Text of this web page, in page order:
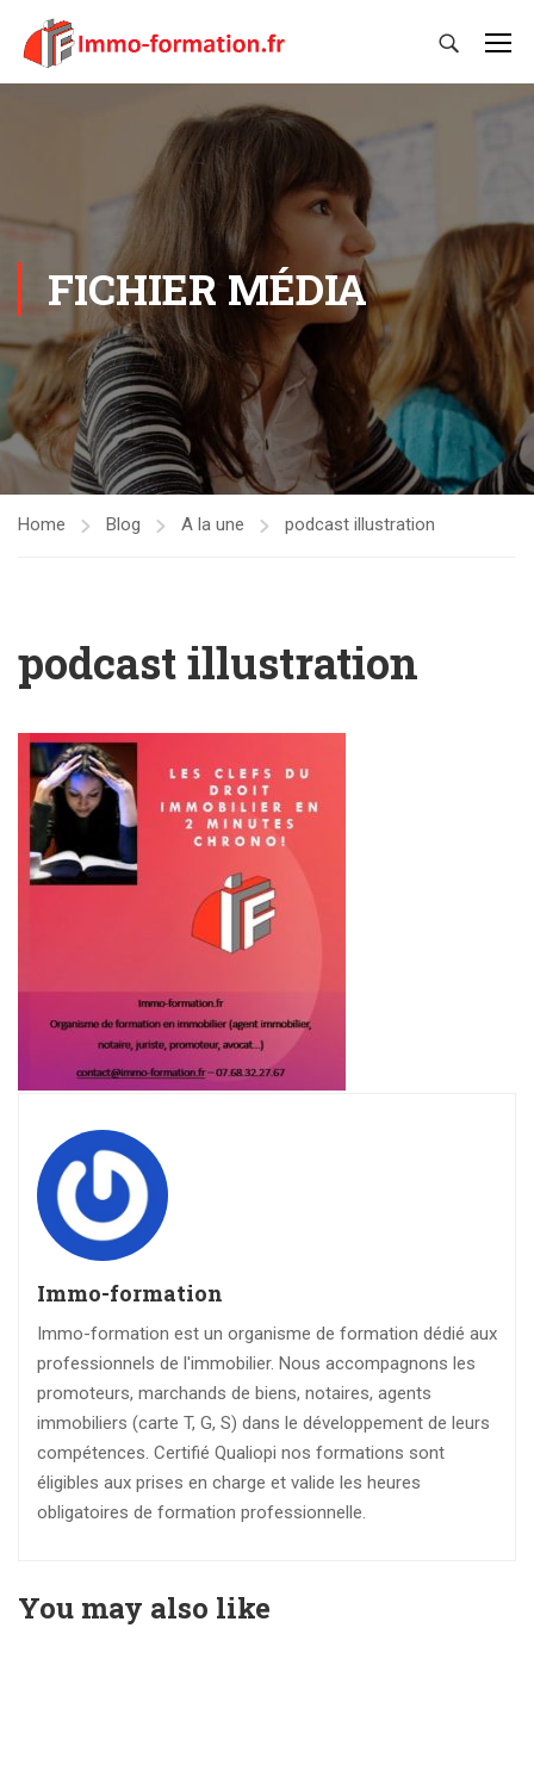
FICHIER MÉDIA
Home Blog A la une podcast illustration
podcast illustration
Immo-formation
Immo-formation est un organisme de formation dédié aux
professionnels de l'immobilier. Nous accompagnons les
promoteurs, marchands de biens, notaires, agents
immobiliers (carte T, G, S) dans le développement de leurs
compétences. Certifié Qualiopi nos formations sont
éligibles aux prises en charge et valide les heures
obligatoires de formation professionnelle.
You may also like